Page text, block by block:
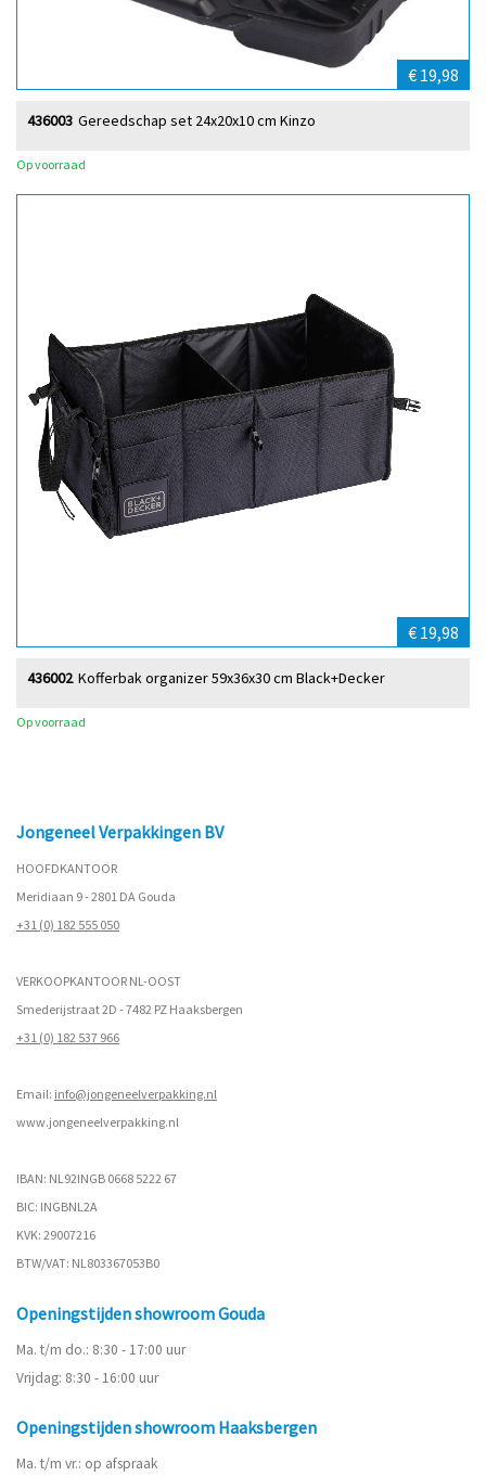
€ 19,98
Gereedschap set 24x20x10 cm Kinzo
436003
Op voorraad
€ 19,98
Kofferbak organizer 59x36x30 cm Black+Decker
436002
Op voorraad
Jongeneel Verpakkingen BV
HOOFDKANTOOR
Meridiaan 9 - 2801 DA Gouda
+31 (0) 182 555 050
VERKOOPKANTOOR NL-OOST
Smederijstraat 2D - 7482 PZ Haaksbergen
+31 (0) 182 537 966
Email: info@jongeneelverpakking.nl
www.jongeneelverpakking.nl
IBAN: NL92INGB 0668 5222 67
BIC: INGBNL2A
KVK: 29007216
BTW/VAT: NL803367053B0
Openingstijden showroom Gouda
Ma. t/m do.: 8:30 - 17:00 uur
Vrijdag: 8:30 - 16:00 uur
Openingstijden showroom Haaksbergen
Ma. t/m vr.: op afspraak